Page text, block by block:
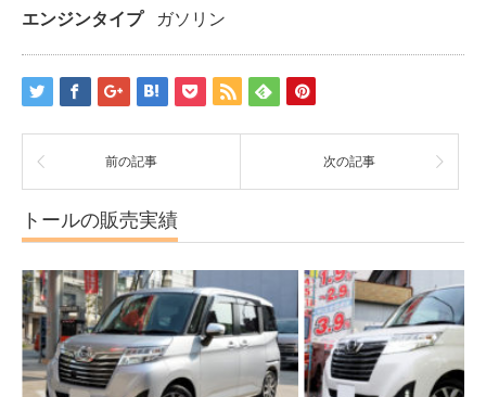
エンジンタイプ
ガソリン
前の記事 次の記事
トールの販売実績